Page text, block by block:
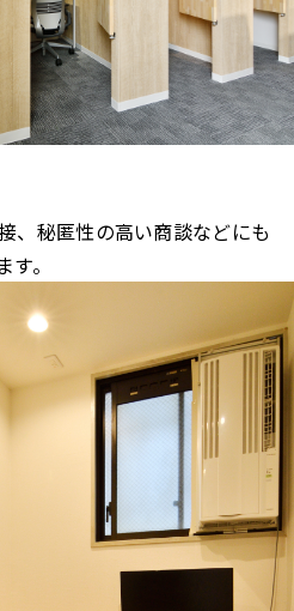
、秘匿性の高い商談などにも
。